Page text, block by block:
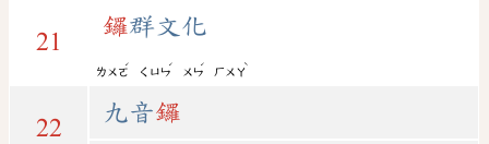
21
鑼群文化
ㄌㄨㄛ
ˊ
ㄑㄩㄣ
ˊ
ㄨㄣ
ˊ
ㄏㄨㄚ
ˋ
22
九音鑼